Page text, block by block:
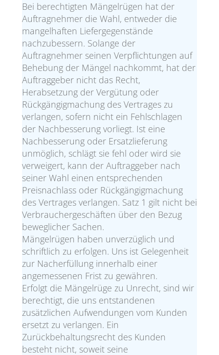
Bei berechtigten Mängelrügen hat der
Auftragnehmer die Wahl, entweder die
mangelhaften Liefergegenstände
nachzubessern. Solange der
Auftragnehmer seinen Verpflichtungen auf
Behebung der Mängel nachkommt, hat der
Auftraggeber nicht das Recht,
Herabsetzung der Vergütung oder
Rückgängigmachung des Vertrages zu
verlangen, sofern nicht ein Fehlschlagen
der Nachbesserung vorliegt. Ist eine
Nachbesserung oder Ersatzlieferung
unmöglich, schlägt sie fehl oder wird sie
verweigert, kann der Auftraggeber nach
seiner Wahl einen entsprechenden
Preisnachlass oder Rückgängigmachung
des Vertrages verlangen. Satz 1 gilt nicht bei
Verbrauchergeschäften über den Bezug
beweglicher Sachen.
Mängelrügen haben unverzüglich und
schriftlich zu erfolgen. Uns ist Gelegenheit
zur Nacherfüllung innerhalb einer
angemessenen Frist zu gewähren.
Erfolgt die Mängelrüge zu Unrecht, sind wir
berechtigt, die uns entstandenen
zusätzlichen Aufwendungen vom Kunden
ersetzt zu verlangen. Ein
Zurückbehaltungsrecht des Kunden
besteht nicht, soweit seine